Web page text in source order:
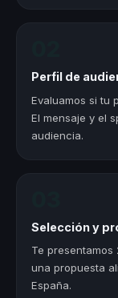
Perfil de
Evaluamos si tu
El mensaje y el
audiencia.
Selección y
Te
una propuesta
España.